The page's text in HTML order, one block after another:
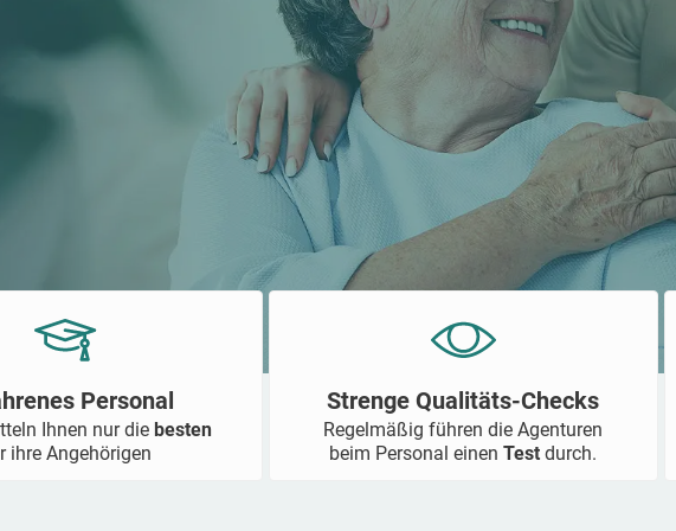
Personal
Ihnen nur diebesten
ihre Angehörigen
Strenge Qualitäts-Checks
Regelmäßig führen die Agenturen
beim Personal einenTestdurch.